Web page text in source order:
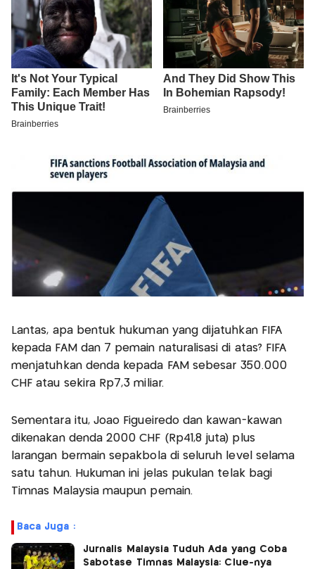
Lantas, apa bentuk hukuman yang dijatuhkan FIFA
kepada FAM dan 7 pemain naturalisasi di atas? FIFA
menjatuhkan denda kepada FAM sebesar 350.000
CHF atau sekira Rp7,3 miliar.
Sementara itu, Joao Figueiredo dan kawan-kawan
dikenakan denda 2000 CHF (Rp41,8 juta) plus
larangan bermain sepakbola di seluruh level selama
satu tahun. Hukuman ini jelas pukulan telak bagi
Timnas Malaysia maupun pemain.
Baca Juga :
Jurnalis Malaysia Tuduh Ada yang Coba
Sabotase Timnas Malaysia: Clue-nya